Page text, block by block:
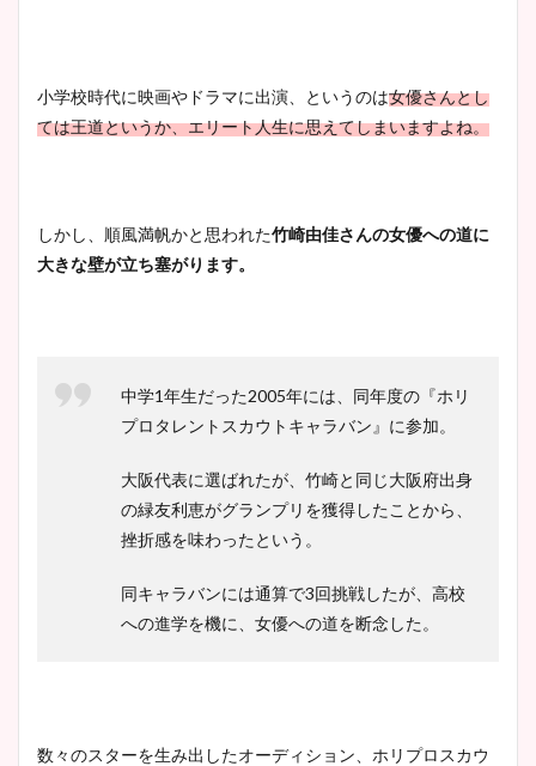
小学校時代に映画やドラマに出演、というのは女優さんとし
ては王道というか、エリート人生に思えてしまいますよね。
しかし、順風満帆かと思われた竹崎由佳さんの女優への道に
大きな壁が立ち塞がります。
中学1年生だった2005年には、同年度の『ホリ
プロタレントスカウトキャラバン』に参加。
大阪代表に選ばれたが、竹崎と同じ大阪府出身
の緑友利恵がグランプリを獲得したことから、
挫折感を味わったという。
同キャラバンには通算で3回挑戦したが、高校
への進学を機に、女優への道を断念した。
数々のスターを生み出したオーディション、ホリプロスカウ